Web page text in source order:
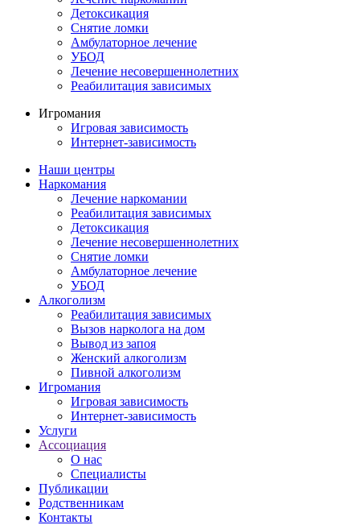
Детоксикация
Снятие ломки
Амбулаторное лечение
УБОД
Лечение несовершеннолетних
Реабилитация зависимых
Игромания
Игровая зависимость
Интернет-зависимость
Наши центры
Наркомания
Лечение наркомании
Реабилитация зависимых
Детоксикация
Лечение несовершеннолетних
Снятие ломки
Амбулаторное лечение
УБОД
Алкоголизм
Реабилитация зависимых
Вызов нарколога на дом
Вывод из запоя
Женский алкоголизм
Пивной алкоголизм
Игромания
Игровая зависимость
Интернет-зависимость
Услуги
Ассоциация
О нас
Специалисты
Публикации
Родственникам
Контакты